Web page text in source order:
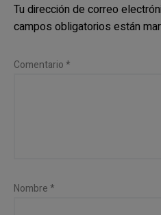
Tu dirección de correo
campos obligatorios están
Comentario*
Nombre*